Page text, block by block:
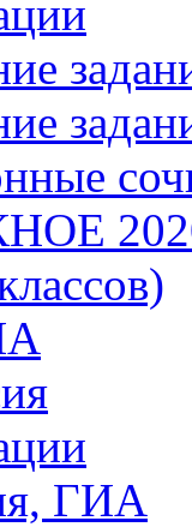
ГИА